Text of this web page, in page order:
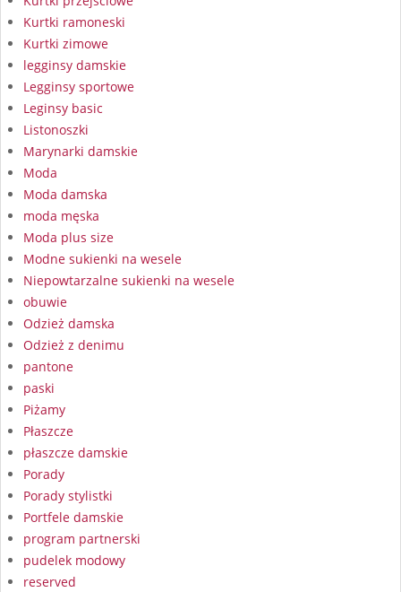
Kurtki ramoneski
Kurtki zimowe
legginsy damskie
Legginsy sportowe
Leginsy basic
Listonoszki
Marynarki damskie
Moda
Moda damska
moda męska
Moda plus size
Modne sukienki na wesele
Niepowtarzalne sukienki na wesele
obuwie
Odzież damska
Odzież z denimu
pantone
paski
Piżamy
Płaszcze
płaszcze damskie
Porady
Porady stylistki
Portfele damskie
program partnerski
pudelek modowy
reserved